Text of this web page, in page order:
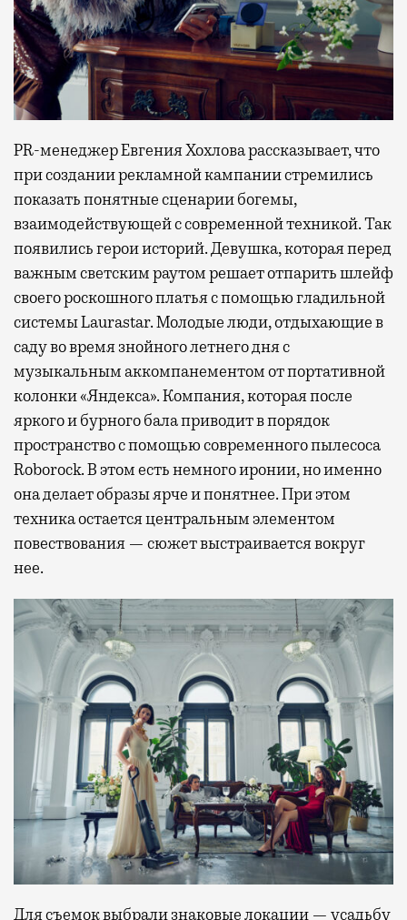
PR-менеджер Евгения Хохлова рассказывает, что
при создании рекламной кампании стремились
показать понятные сценарии богемы,
взаимодействующей с современной техникой. Так
появились герои историй. Девушка, которая перед
важным светским раутом решает отпарить шлейф
своего роскошного платья с помощью гладильной
системы Laurastar. Молодые люди, отдыхающие в
саду во время знойного летнего дня с
музыкальным аккомпанементом от портативной
колонки «Яндекса». Компания, которая после
яркого и бурного бала приводит в порядок
пространство с помощью современного пылесоса
Roborock. В этом есть немного иронии, но именно
она делает образы ярче и понятнее. При этом
техника остается центральным элементом
повествования — сюжет выстраивается вокруг
нее.
Для съемок выбрали знаковые локации — усадьбу